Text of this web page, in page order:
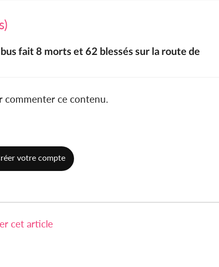
fait 8 morts et 62 blessés sur la route de
commenter ce contenu.
votre compte
cet article